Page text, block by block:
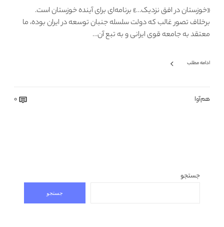
«خوزستان در افق نزدیک…» برنامه‌ای برای آینده خوزستان است.
برخلاف تصور غالب که دولت سلسله جنبان توسعه در ایران بوده، ما
معتقد به جامعه قوی ایرانی و به تبع آن…
ادامه مطلب
هم‌آوا 0
جستجو
جستجو